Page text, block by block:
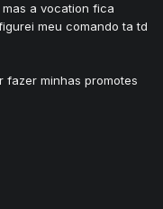
a vocation fica
meu comando ta td
fazer minhas promotes